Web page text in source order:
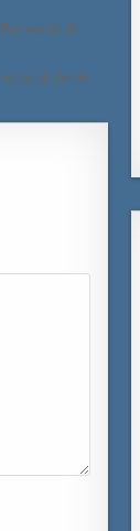
di
di famia →